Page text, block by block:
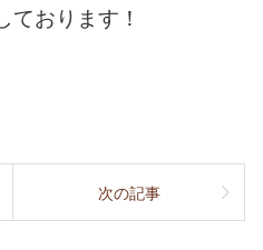
ております！
次の記事